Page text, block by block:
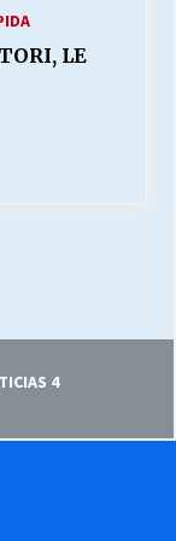
CLIMA
de Maipu.
LE
4